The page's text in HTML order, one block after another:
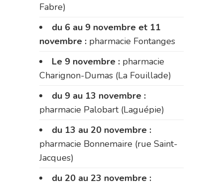
Fabre)
du 6 au 9 novembre et 11
novembre : pharmacie Fontanges
Le 9 novembre : pharmacie
Charignon-Dumas (La Fouillade)
du 9 au 13 novembre :
pharmacie Palobart (Laguépie)
du 13 au 20 novembre :
pharmacie Bonnemaire (rue Saint-
Jacques)
du 20 au 23 novembre :